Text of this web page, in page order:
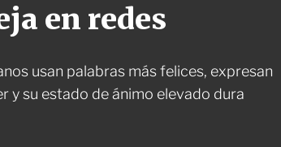
en redes
usan palabras más felices, expresan
y su estado de ánimo elevado dura